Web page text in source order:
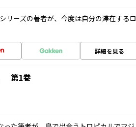
リーズの著者が、今度は自分の滞在するロ
詳細を見る
第1巻